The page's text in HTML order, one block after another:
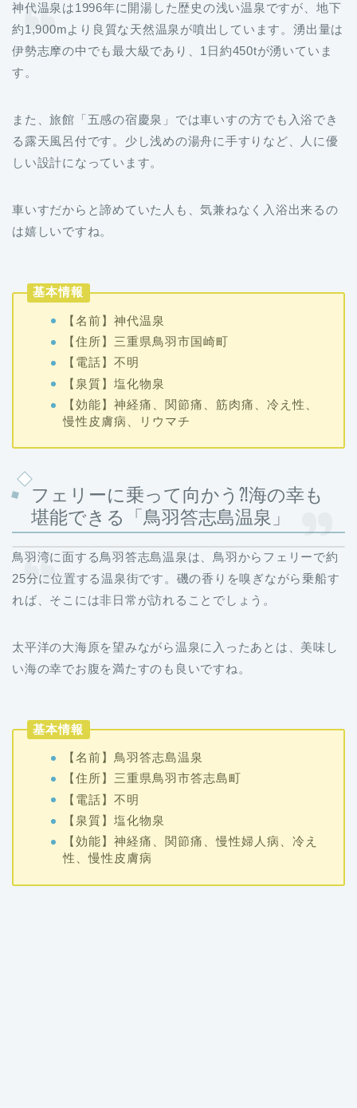
神代温泉は1996年に開湯した歴史の浅い温泉ですが、地下
約1,900mより良質な天然温泉が噴出しています。湧出量は
伊勢志摩の中でも最大級であり、1日約450tが湧いていま
す。
また、旅館「五感の宿慶泉」では車いすの方でも入浴でき
る露天風呂付です。少し浅めの湯舟に手すりなど、人に優
しい設計になっています。
車いすだからと諦めていた人も、気兼ねなく入浴出来るの
は嬉しいですね。
基本情報
【名前】神代温泉
【住所】三重県鳥羽市国崎町
【電話】不明
【泉質】塩化物泉
【効能】神経痛、関節痛、筋肉痛、冷え性、
慢性皮膚病、リウマチ
フェリーに乗って向かう⁈海の幸も
堪能できる「鳥羽答志島温泉」
鳥羽湾に面する鳥羽答志島温泉は、鳥羽からフェリーで約
25分に位置する温泉街です。磯の香りを嗅ぎながら乗船す
れば、そこには非日常が訪れることでしょう。
太平洋の大海原を望みながら温泉に入ったあとは、美味し
い海の幸でお腹を満たすのも良いですね。
基本情報
【名前】鳥羽答志島温泉
【住所】三重県鳥羽市答志島町
【電話】不明
【泉質】塩化物泉
【効能】神経痛、関節痛、慢性婦人病、冷え
性、慢性皮膚病